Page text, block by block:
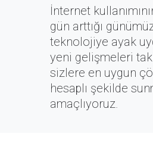
İnternet
gün arttığı
teknolojiye ayak
yeni gelişmeleri
sizlere en uygun
hesaplı şekilde
amaçlıyoruz.